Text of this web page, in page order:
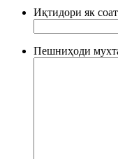
Иқтидори як соат
Пешниҳоди